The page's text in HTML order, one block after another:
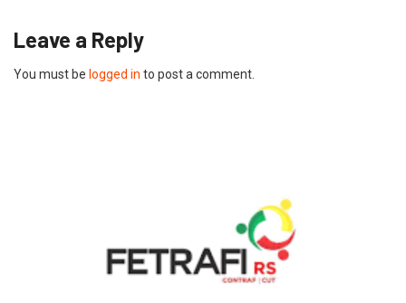
Leave a Reply
You must be logged in to post a comment.